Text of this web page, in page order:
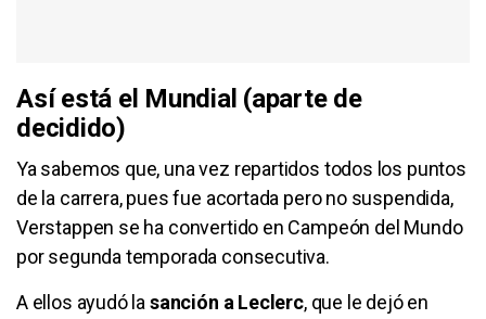
Así está el Mundial (aparte de
decidido)
Ya sabemos que, una vez repartidos todos los puntos
de la carrera, pues fue acortada pero no suspendida,
Verstappen se ha convertido en Campeón del Mundo
por segunda temporada consecutiva.
A ellos ayudó la sanción a Leclerc, que le dejó en